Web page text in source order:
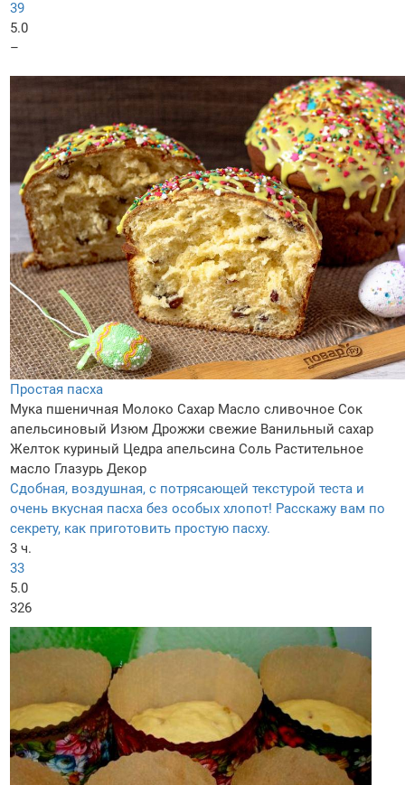
39
5.0
–
Простая пасха
Мука пшеничная Молоко Сахар Масло сливочное Сок
апельсиновый Изюм Дрожжи свежие Ванильный сахар
Желток куриный Цедра апельсина Соль Растительное
масло Глазурь Декор
Сдобная, воздушная, с потрясающей текстурой теста и
очень вкусная пасха без особых хлопот! Расскажу вам по
секрету, как приготовить простую пасху.
3 ч.
33
5.0
326